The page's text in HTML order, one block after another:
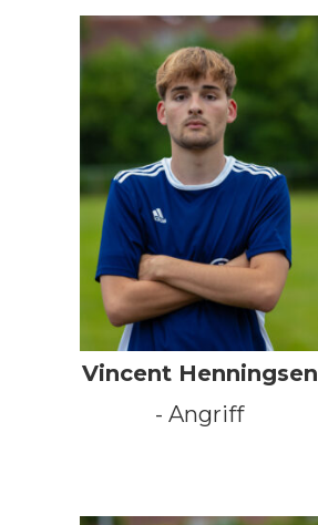
Vincent Henningsen
- Angriff